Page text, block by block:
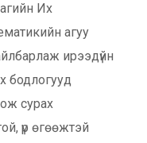
Их
агуу
ирээдүйн
бодлогууд
сурах
үр өгөөжтэй